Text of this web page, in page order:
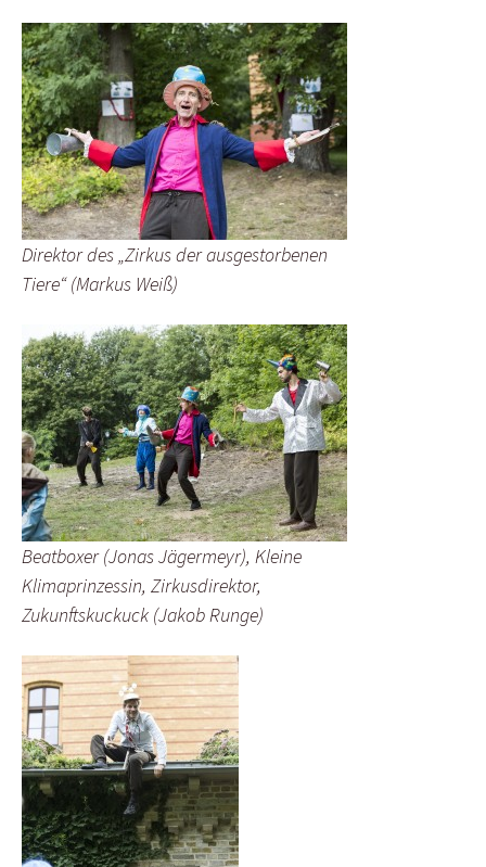
Direktor des „Zirkus der ausgestorbenen
Tiere“ (Markus Weiß)
Beatboxer (Jonas Jägermeyr), Kleine
Klimaprinzessin, Zirkusdirektor,
Zukunftskuckuck (Jakob Runge)